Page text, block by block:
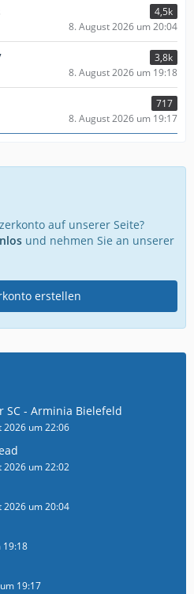
4,5k
8. August 2026 um 20:04
3,8k
8. August 2026 um 19:18
717
8. August 2026 um 19:17
auf unserer Seite?
und nehmen Sie an unserer
erstellen
SC - Arminia Bielefeld
2026 um 22:06
2026 um 22:02
2026 um 20:04
19:18
19:17